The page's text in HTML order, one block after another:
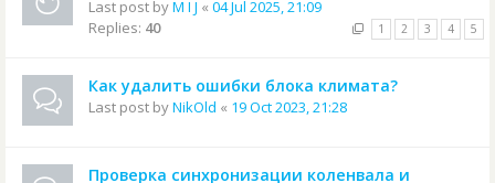
Last post byM I J « 04 Jul 2025, 21:09
Replies: 40 1 2 3 4 5
Как удалить ошибки блока климата?
Last post byNikOld « 19 Oct 2023, 21:28
Проверка синхронизации коленвала и